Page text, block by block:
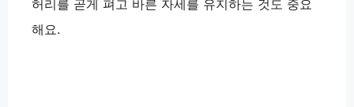
허리를 곧게 펴고 바른 자세를 유지하는 것도 중요
해요.